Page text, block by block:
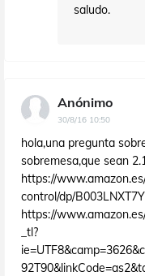
saludo.
Anónimo
30/8/16 10:50
hola,una pregunta
sobremesa,que sean
https://
control/dp/
https://
_tl?